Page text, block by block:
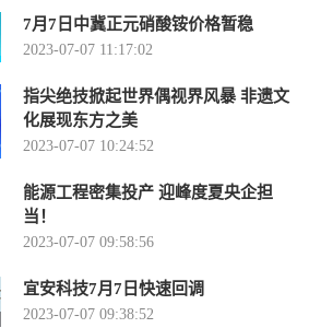
7月7日中冀正元硝酸铵价格暂稳
2023-07-07 11:17:02
指尖绝技掀起世界偶视界风暴 非遗文
化展现东方之美
2023-07-07 10:24:52
能源工程密集投产 迎峰度夏央企担
当！
2023-07-07 09:58:56
宜安科技7月7日快速回调
2023-07-07 09:38:52